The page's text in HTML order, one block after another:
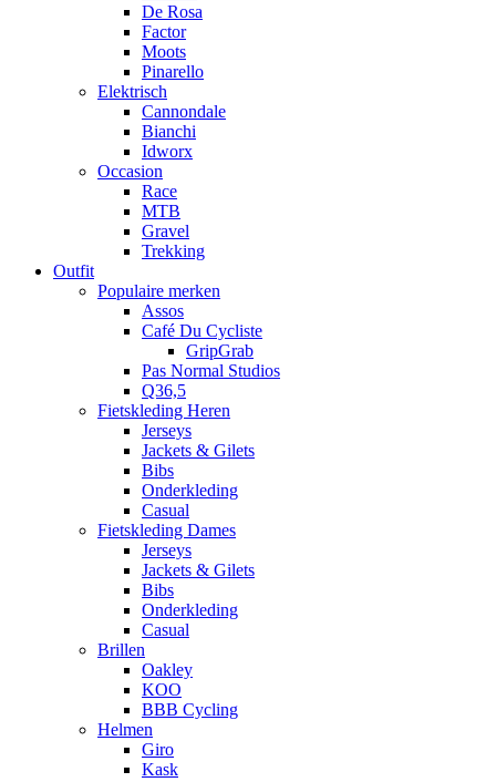
De Rosa
Factor
Moots
Pinarello
Elektrisch
Cannondale
Bianchi
Idworx
Occasion
Race
MTB
Gravel
Trekking
Outfit
Populaire merken
Assos
Café Du Cycliste
GripGrab
Pas Normal Studios
Q36,5
Fietskleding Heren
Jerseys
Jackets & Gilets
Bibs
Onderkleding
Casual
Fietskleding Dames
Jerseys
Jackets & Gilets
Bibs
Onderkleding
Casual
Brillen
Oakley
KOO
BBB Cycling
Helmen
Giro
Kask